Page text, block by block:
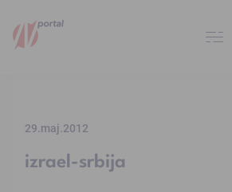
29.maj.2012
izrael-srbija